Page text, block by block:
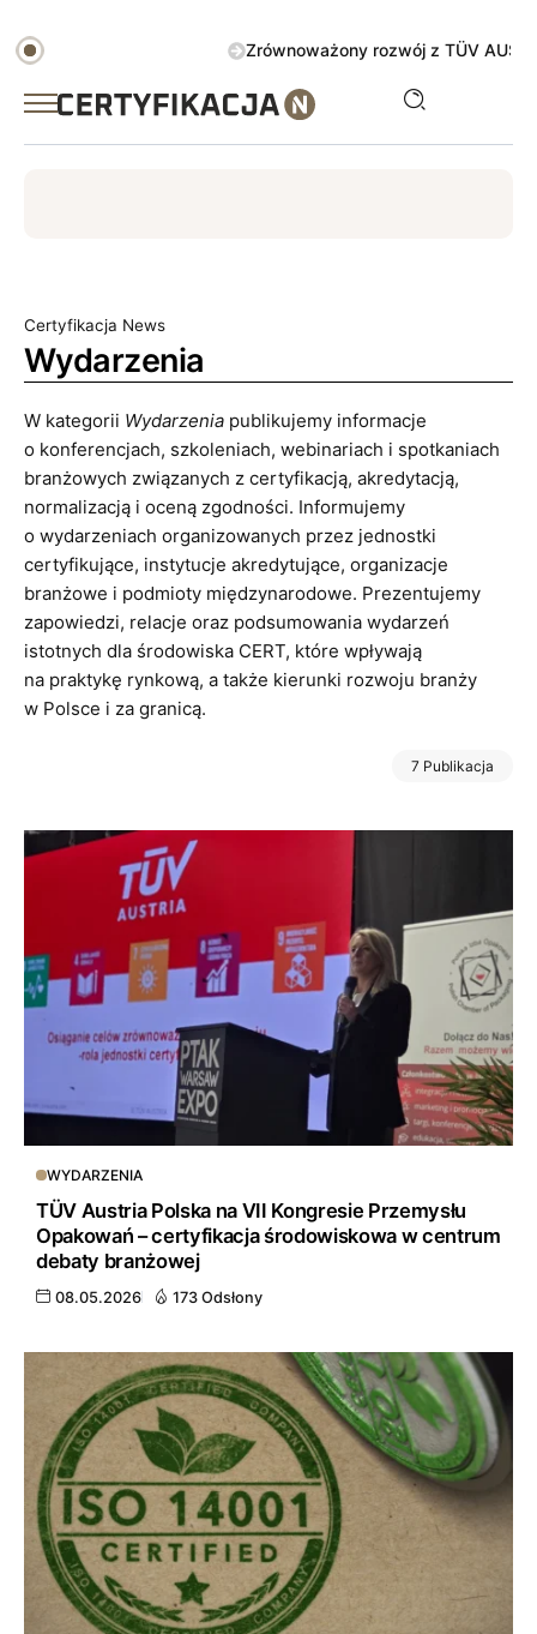
Zrównoważony rozwój z TÜV AUSTRIA
Certyfikacja News
Wydarzenia
W kategorii Wydarzenia publikujemy informacje
o konferencjach, szkoleniach, webinariach i spotkaniach
branżowych związanych z certyfikacją, akredytacją,
normalizacją i oceną zgodności. Informujemy
o wydarzeniach organizowanych przez jednostki
certyfikujące, instytucje akredytujące, organizacje
branżowe i podmioty międzynarodowe. Prezentujemy
zapowiedzi, relacje oraz podsumowania wydarzeń
istotnych dla środowiska CERT, które wpływają
na praktykę rynkową, a także kierunki rozwoju branży
w Polsce i za granicą.
7 Publikacja
WYDARZENIA
TÜV Austria Polska na VII Kongresie Przemysłu
Opakowań – certyfikacja środowiskowa w centrum
debaty branżowej
08.05.2026 173 Odsłony